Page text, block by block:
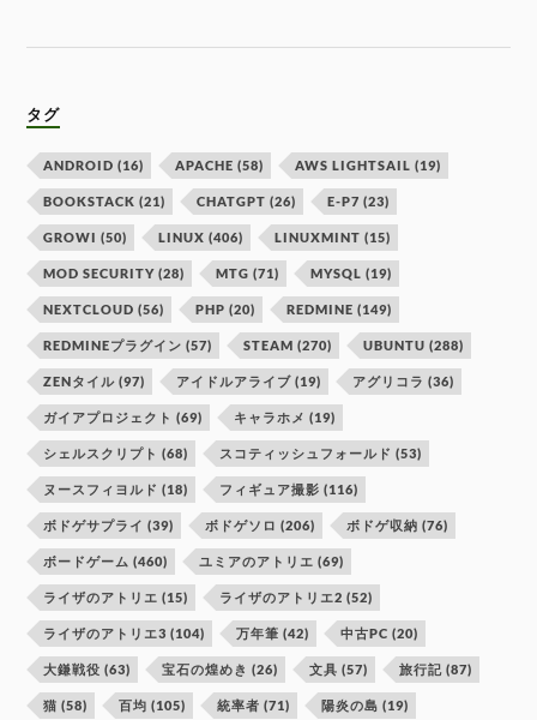
タグ
ANDROID (16) APACHE (58) AWS LIGHTSAIL (19)
BOOKSTACK (21) CHATGPT (26) E-P7 (23)
GROWI (50) LINUX (406) LINUXMINT (15)
MOD SECURITY (28) MTG (71) MYSQL (19)
NEXTCLOUD (56) PHP (20) REDMINE (149)
REDMINEプラグイン (57) STEAM (270) UBUNTU (288)
ZENタイル (97) アイドルアライブ (19) アグリコラ (36)
ガイアプロジェクト (69) キャラホメ (19)
シェルスクリプト (68) スコティッシュフォールド (53)
ヌースフィヨルド (18) フィギュア撮影 (116)
ボドゲサプライ (39) ボドゲソロ (206) ボドゲ収納 (76)
ボードゲーム (460) ユミアのアトリエ (69)
ライザのアトリエ (15) ライザのアトリエ2 (52)
ライザのアトリエ3 (104) 万年筆 (42) 中古PC (20)
大鎌戦役 (63) 宝石の煌めき (26) 文具 (57) 旅行記 (87)
猫 (58) 百均 (105) 統率者 (71) 陽炎の島 (19)